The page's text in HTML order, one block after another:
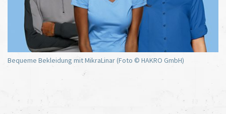
Bequeme Bekleidung mit MikraLinar (Foto © HAKRO GmbH)